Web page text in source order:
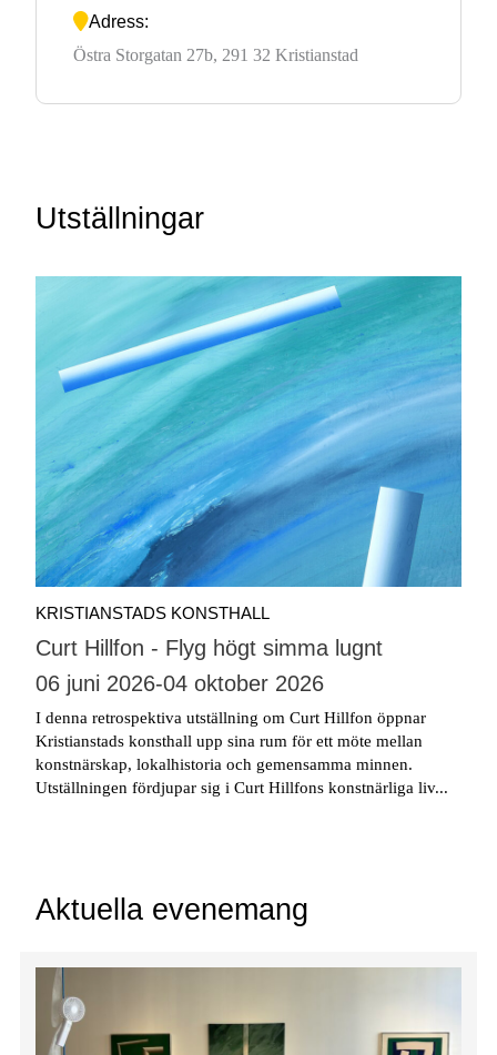
Adress:
Östra Storgatan 27b, 291 32 Kristianstad
Utställningar
KRISTIANSTADS KONSTHALL
Curt Hillfon - Flyg högt simma lugnt
06 juni 2026-04 oktober 2026
I denna retrospektiva utställning om Curt Hillfon öppnar
Kristianstads konsthall upp sina rum för ett möte mellan
konstnärskap, lokalhistoria och gemensamma minnen.
Utställningen fördjupar sig i Curt Hillfons konstnärliga liv...
Aktuella evenemang